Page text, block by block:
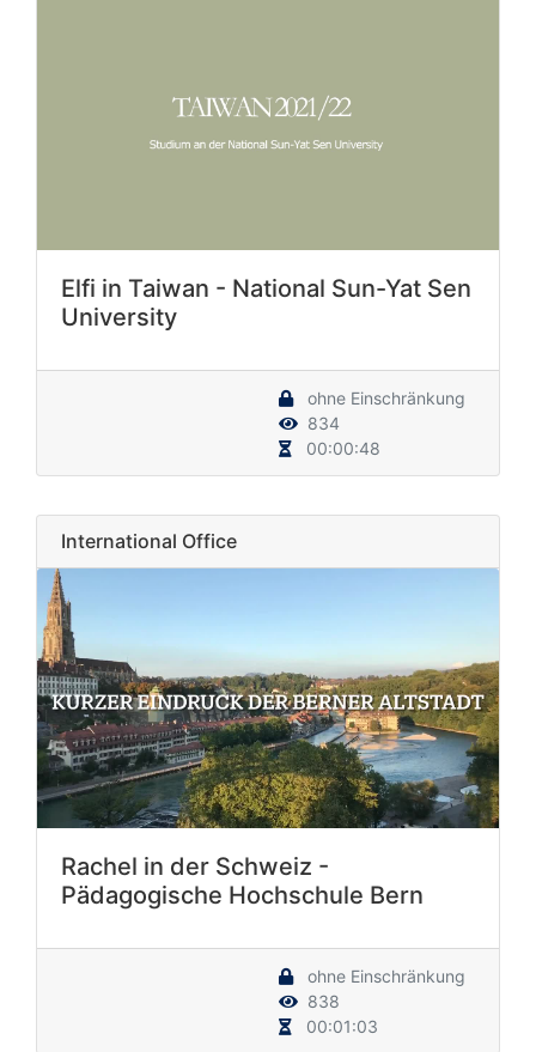
Elfi in Taiwan - National Sun-Yat Sen
University
ohne Einschränkung
834
00:00:48
International Office
Rachel in der Schweiz -
Pädagogische Hochschule Bern
ohne Einschränkung
838
00:01:03